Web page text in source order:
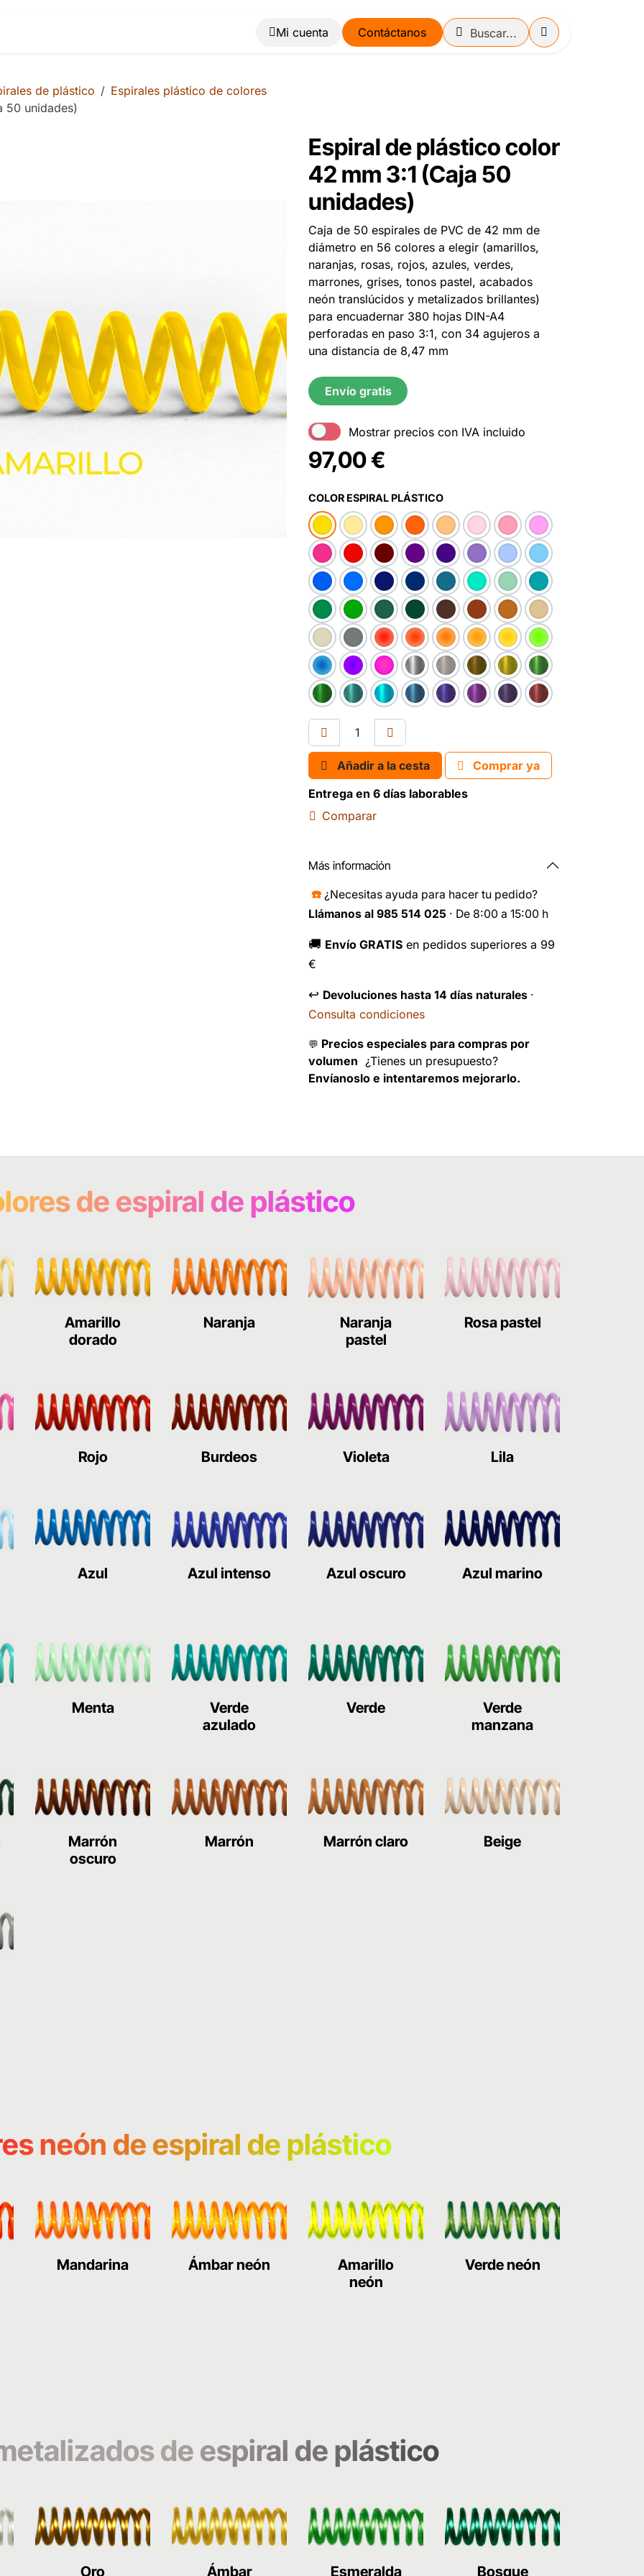
Blog Contáctanos
de plástico
Espirales plástico de colores
50 unidades)
Espiral de plástico color
42 mm 3:1 (Caja 50
unidades)
Caja de 50 espirales de PVC de 42 mm de
diámetro en 56 colores a elegir (amarillos,
naranjas, rosas, rojos, azules, verdes,
marrones, grises, tonos pastel, acabados
neón translúcidos y metalizados brillantes)
para encuadernar 380 hojas DIN-A4
perforadas en paso 3:1, con 34 agujeros a
una distancia de 8,47 mm
Envío gratis
Mostrar precios con IVA incluido
97,00€
COLOR ESPIRAL PLÁSTICO
Añadir a la cesta
Comprar ya
Entrega en 6 días laborables
Comparar
Más información
☎️ ¿Necesitas ayuda para hacer tu pedido?
Llámanos al 985 514 025 · De 8:00 a 15:00 h
🚚 Envío GRATIS en pedidos superiores a 99
€
↩️ Devoluciones hasta 14 días naturales ·
Consulta condiciones
💬 Precios especiales para compras por
volumen ¿Tienes un presupuesto?
Envíanoslo e intentaremos mejorarlo.
de espiral de plástico
Amarillo
dorado
Naranja
Naranja
pastel
Rosa pastel
Rojo Burdeos Violeta Lila
Azul Azul intenso Azul oscuro Azul marino
Menta
Verde
azulado
Verde
Verde
manzana
Marrón
oscuro
Marrón Marrón claro Beige
neón de espiral de plástico
Mandarina Ámbar neón
Amarillo
neón
Verde neón
de espiral de plástico
Oro Ámbar Esmeralda Bosque